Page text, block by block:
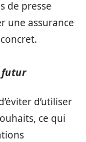
de presse
une assurance
futur
d’utiliser
ce qui